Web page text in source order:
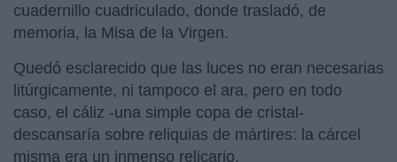
cuadernillo cuadriculado, donde trasladó, de
memoria, la Misa de la Virgen.
Quedó esclarecido que las luces no eran necesarias
litúrgicamente, ni tampoco el ara, pero en todo
caso, el cáliz -una simple copa de cristal-
descansaría sobre reliquias de mártires: la cárcel
misma era un inmenso relicario.